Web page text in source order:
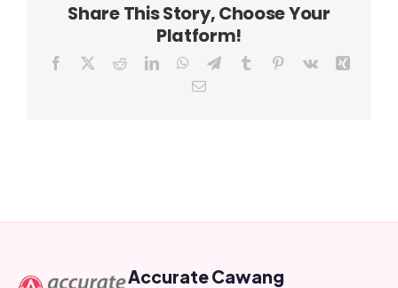
Share This Story, Choose Your
Platform!
Facebook RedditLinkedInWhatsApp
TelegramTumblr Pinterest
Vk
Email
Accurate Cawang